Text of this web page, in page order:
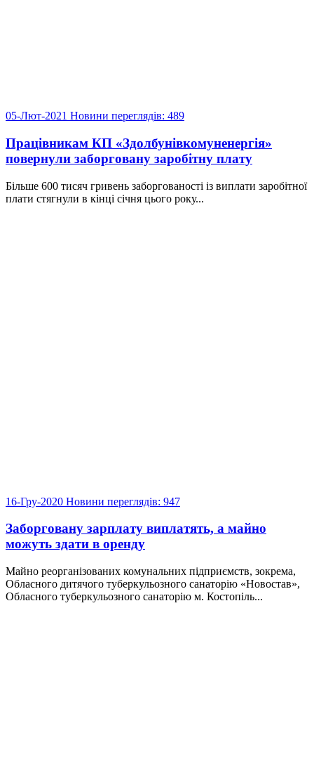
05-Лют-2021 Новини переглядів: 489
Працівникам КП «Здолбунівкомуненергія»
повернули заборговану заробітну плату
Більше 600 тисяч гривень заборгованості із виплати заробітної
плати стягнули в кінці січня цього року...
16-Гру-2020 Новини переглядів: 947
Заборговану зарплату виплатять, а майно
можуть здати в оренду
Майно реорганізованих комунальних підприємств, зокрема,
Обласного дитячого туберкульозного санаторію «Новостав»,
Обласного туберкульозного санаторію м. Костопіль...